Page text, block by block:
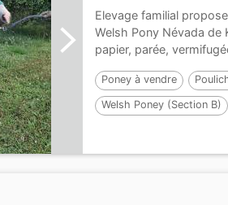
Elevage familial
Welsh Pony Névada de
papier, parée,
Poney à vendre
Welsh Poney (Section B)